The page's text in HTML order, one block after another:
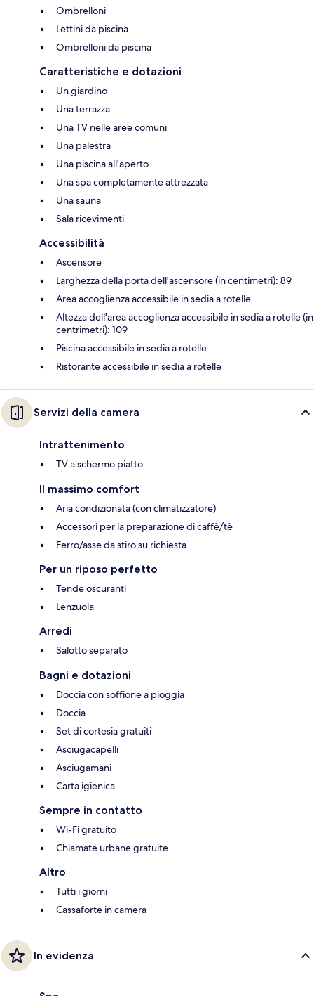
Ombrelloni
Lettini da piscina
Ombrelloni da piscina
Caratteristiche e dotazioni
Un giardino
Una terrazza
Una TV nelle aree comuni
Una palestra
Una piscina all'aperto
Una spa completamente attrezzata
Una sauna
Sala ricevimenti
Accessibilità
Ascensore
Larghezza della porta dell'ascensore (in centimetri): 89
Area accoglienza accessibile in sedia a rotelle
Altezza dell'area accoglienza accessibile in sedia a rotelle (in
centrimetri): 109
Piscina accessibile in sedia a rotelle
Ristorante accessibile in sedia a rotelle
Servizi della camera
Intrattenimento
TV a schermo piatto
Il massimo comfort
Aria condizionata (con climatizzatore)
Accessori per la preparazione di caffè/tè
Ferro/asse da stiro su richiesta
Per un riposo perfetto
Tende oscuranti
Lenzuola
Arredi
Salotto separato
Bagni e dotazioni
Doccia con soffione a pioggia
Doccia
Set di cortesia gratuiti
Asciugacapelli
Asciugamani
Carta igienica
Sempre in contatto
Wi-Fi gratuito
Chiamate urbane gratuite
Altro
Tutti i giorni
Cassaforte in camera
In evidenza